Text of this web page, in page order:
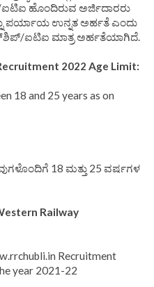
ಹೊಂದಿರುವ ಅರ್ಜಿದಾರರು
ಪರ್ಯಾಯ ಉನ್ನತ ಅರ್ಹತೆ ಎಂದು
ಐಟಿಐ ಮಾತ್ರ ಅರ್ಹತೆಯಾಗಿದೆ.
2022 Age Limit:
18 and 25 years as on
18 ಮತ್ತು 25 ವರ್ಷಗಳ
Railway
Recruitment
year 2021-22